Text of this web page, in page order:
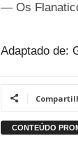
— Os
Adaptado de: